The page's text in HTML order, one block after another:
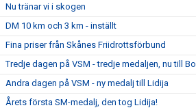
Nu tränar vi i skogen
DM 10 km och 3 km - inställt
Fina priser från Skånes Friidrottsförbund
Tredje dagen på VSM - tredje medaljen, nu till Bo
Andra dagen på VSM - ny medalj till Lidija
Årets första SM-medalj, den tog Lidija!